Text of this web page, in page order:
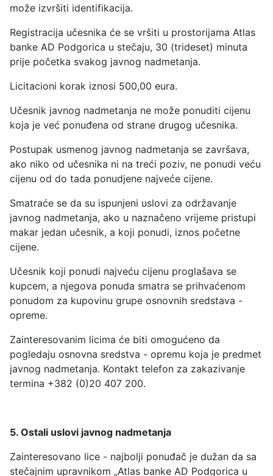
može izvršiti identifikacija.
Registracija učesnika će se vršiti u prostorijama Atlas
banke AD Podgorica u stečaju, 30 (trideset) minuta
prije početka svakog javnog nadmetanja.
Licitacioni korak iznosi 500,00 eura.
Učesnik javnog nadmetanja ne može ponuditi cijenu
koja je već ponuđena od strane drugog učesnika.
Postupak usmenog javnog nadmetanja se završava,
ako niko od učesnika ni na treći poziv, ne ponudi veću
cijenu od do tada ponudjene najveće cijene.
Smatraće se da su ispunjeni uslovi za održavanje
javnog nadmetanja, ako u naznačeno vrijeme pristupi
makar jedan učesnik, a koji ponudi, iznos početne
cijene.
Učesnik koji ponudi najveću cijenu proglašava se
kupcem, a njegova ponuda smatra se prihvaćenom
ponudom za kupovinu grupe osnovnih sredstava -
opreme.
Zainteresovanim licima će biti omogućeno da
pogledaju osnovna sredstva - opremu koja je predmet
javnog nadmetanja. Kontakt telefon za zakazivanje
termina +382 (0)20 407 200.
5. Ostali uslovi javnog nadmetanja
Zainteresovano lice - najbolji ponuđač je dužan da sa
stečajnim upravnikom „Atlas banke AD Podgorica u